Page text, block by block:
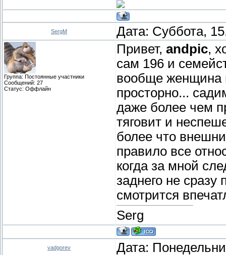
SergM Дата: Суббота,
Группа: Постоянные участники
Сообщений: 27
Статус: Оффлайн
Привет, andpic,
сам 196 и
вообще женщина
просторно...
даже более чем
тяговит и
более что
правило все
когда за мной
заднего не
смотрится
Serg
vadgorev Дата: